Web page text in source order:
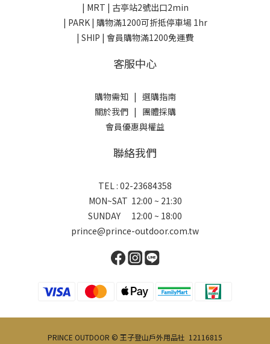
| MRT | 古亭站2號出口2min
| PARK | 購物滿1200可折抵停車場 1hr
| SHIP | 會員購物滿1200免運費
客服中心
購物需知| 選購指南
關於我們| 團體採購
會員優惠與權益
聯絡我們
TEL : 02-23684358
MON~SAT 12:00 ~ 21:30
SUNDAY 12:00 ~ 18:00
prince@prince-outdoor.com.tw
PRINCE OUTDOOR © 王子登山戶外用品社 12116815